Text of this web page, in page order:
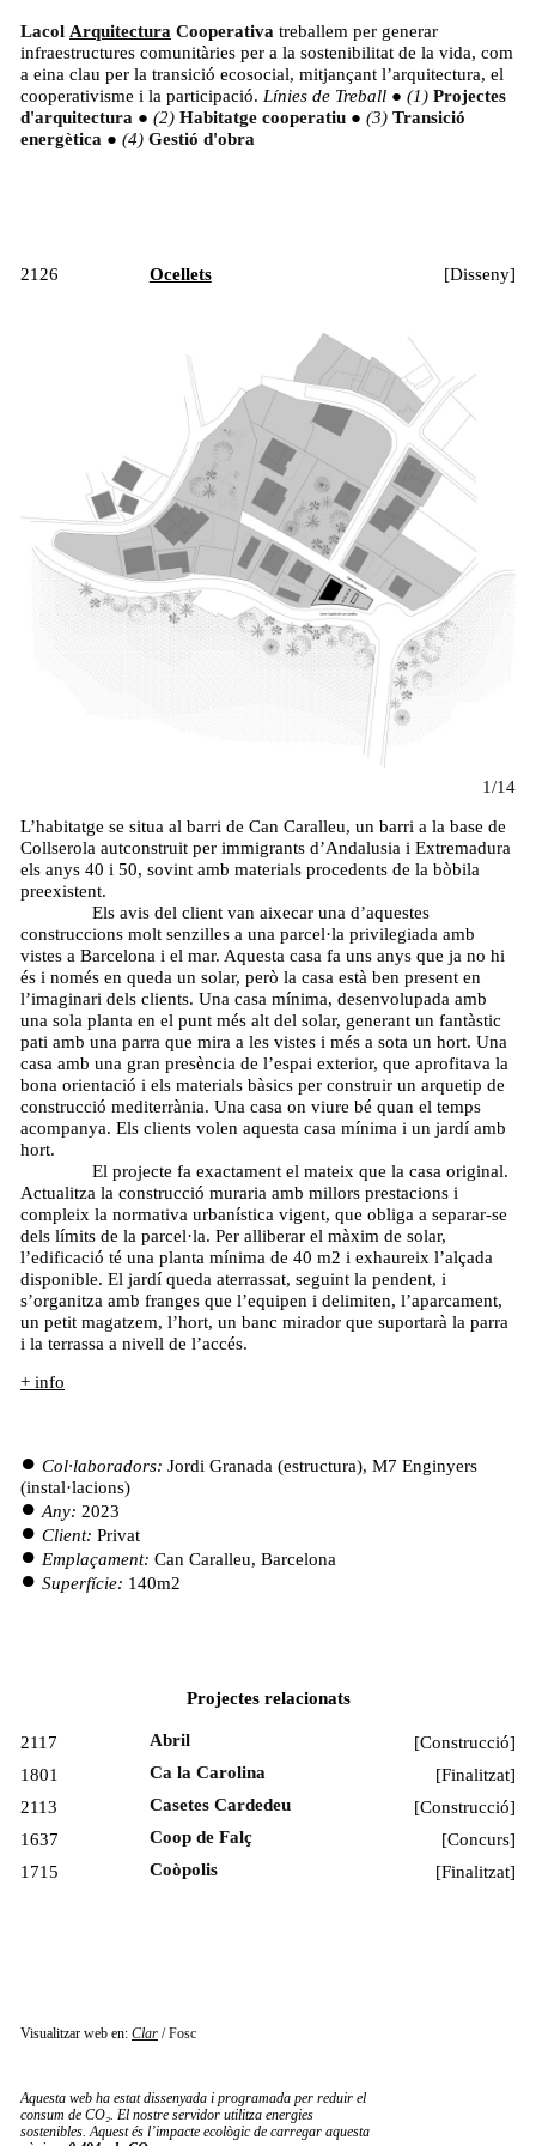
Lacol Arquitectura Cooperativa treballem per generar
infraestructures comunitàries per a la sostenibilitat de la vida, com
a eina clau per la transició ecosocial, mitjançant l’arquitectura, el
cooperativisme i la participació. Línies de Treball ●
Projectes
d'arquitectura ● Habitatge cooperatiu ●
Transició
energètica ● Gestió d'obra
2126 Ocellets [Disseny]
1/14
L’habitatge se situa al barri de Can Caralleu, un barri a la base de
Collserola autconstruit per immigrants d’Andalusia i Extremadura
els anys 40 i 50, sovint amb materials procedents de la bòbila
preexistent.
Els avis del client van aixecar una d’aquestes
construccions molt senzilles a una parcel·la privilegiada amb
vistes a Barcelona i el mar. Aquesta casa fa uns anys que ja no hi
és i només en queda un solar, però la casa està ben present en
l’imaginari dels clients. Una casa mínima, desenvolupada amb
una sola planta en el punt més alt del solar, generant un fantàstic
pati amb una parra que mira a les vistes i més a sota un hort. Una
casa amb una gran presència de l’espai exterior, que aprofitava la
bona orientació i els materials bàsics per construir un arquetip de
construcció mediterrània. Una casa on viure bé quan el temps
acompanya. Els clients volen aquesta casa mínima i un jardí amb
hort.
El projecte fa exactament el mateix que la casa original.
Actualitza la construcció muraria amb millors prestacions i
compleix la normativa urbanística vigent, que obliga a separar-se
dels límits de la parcel·la. Per alliberar el màxim de solar,
l’edificació té una planta mínima de 40 m2 i exhaureix l’alçada
disponible. El jardí queda aterrassat, seguint la pendent, i
s’organitza amb franges que l’equipen i delimiten, l’aparcament,
un petit magatzem, l’hort, un banc mirador que suportarà la parra
i la terrassa a nivell de l’accés.
+ info
Col·laboradors: Jordi Granada (estructura), M7 Enginyers
(instal·lacions)
Any: 2023
Client: Privat
Emplaçament: Can Caralleu, Barcelona
Superfície: 140m2
Projectes relacionats
2117 Abril [Construcció]
1801
Ca la Carolina [Finalitzat]
2113
Casetes Cardedeu [Construcció]
1637
Coop de Falç [Concurs]
1715
Coòpolis [Finalitzat]
Visualitzar web en: Clar /Fosc
Aquesta web ha estat dissenyada i programada per reduir el
consum de CO₂. El nostre servidor utilitza energies
sostenibles. Aquest és l’impacte ecològic de carregar aquesta